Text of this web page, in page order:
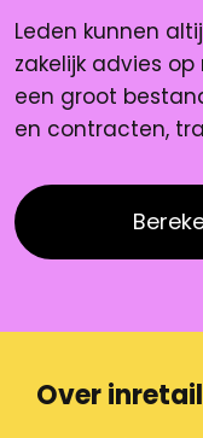
Leden kunnen
zakelijk advies
een groot
en contracten,
Over inretail